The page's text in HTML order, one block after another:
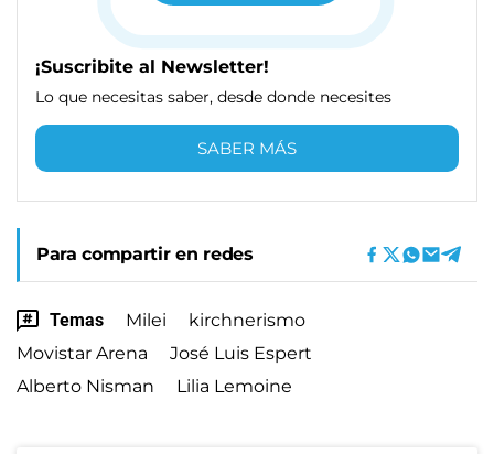
¡Suscribite al Newsletter!
Lo que necesitas saber, desde donde necesites
SABER MÁS
Para compartir en redes
Temas Milei
kirchnerismo
Movistar Arena
José Luis Espert
Alberto Nisman
Lilia Lemoine